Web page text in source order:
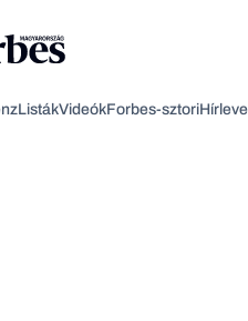
ListákVideókForbes-sztori